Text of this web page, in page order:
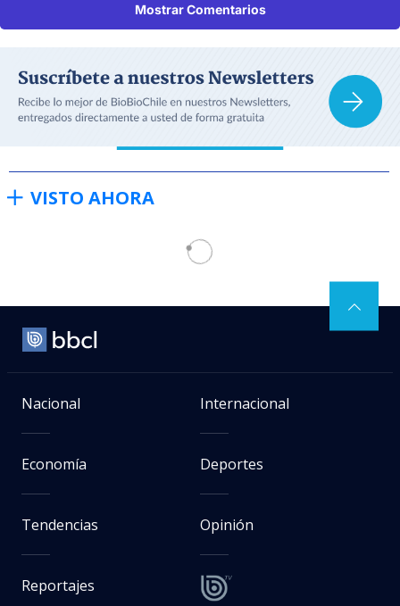
Mostrar Comentarios
VISTO AHORA
Nacional Internacional
Economía Deportes
Tendencias Opinión
Reportajes